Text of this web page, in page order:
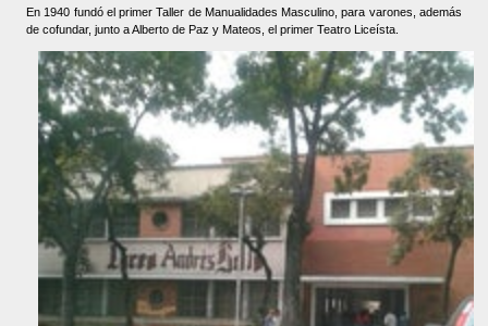
En 1940 fundó el primer Taller de Manualidades Masculino, para varones, además
de cofundar, junto a Alberto de Paz y Mateos, el primer Teatro Liceísta.